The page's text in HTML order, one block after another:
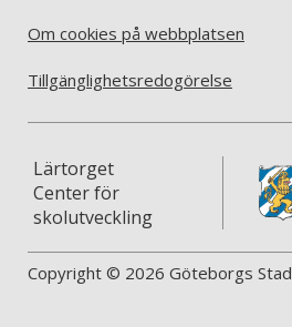
Om cookies på webbplatsen
Tillgänglighetsredogörelse
Lärtorget
Center för
skolutveckling
Copyright © 2026 Göteborgs Stad